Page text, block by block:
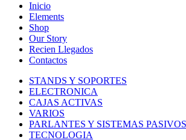
Inicio
Elements
Shop
Our Story
Recien Llegados
Contactos
STANDS Y SOPORTES
ELECTRONICA
CAJAS ACTIVAS
VARIOS
PARLANTES Y SISTEMAS PASIVOS
TECNOLOGIA